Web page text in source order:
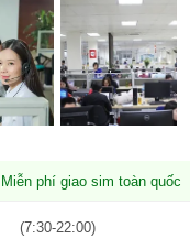
Miễn phí giao sim toàn quốc
(7:30-22:00)